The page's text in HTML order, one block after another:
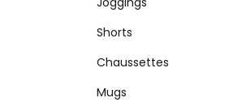
Shorts
Chaussettes
Mugs